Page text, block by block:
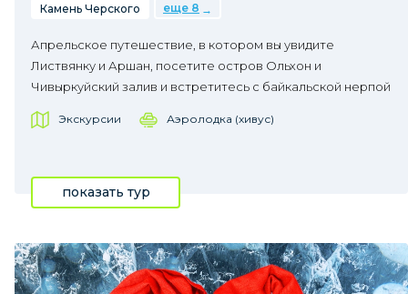
Камень Черского
еще 8
Апрельское путешествие, в котором вы увидите
Листвянку и Аршан, посетите остров Ольхон и
Чивыркуйский залив и встретитесь с байкальской нерпой
Экскурсии Аэролодка (хивус)
показать тур